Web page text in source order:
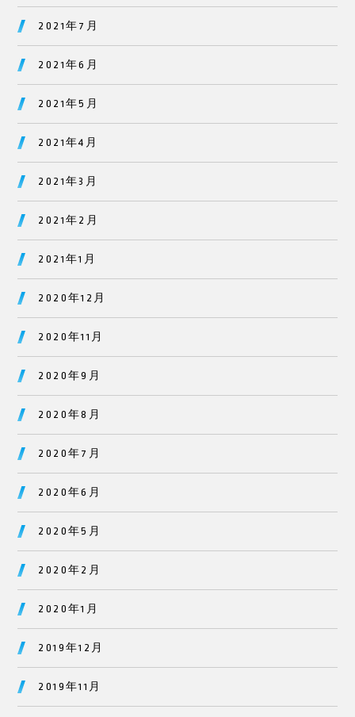
2021年7月
2021年6月
2021年5月
2021年4月
2021年3月
2021年2月
2021年1月
2020年12月
2020年11月
2020年9月
2020年8月
2020年7月
2020年6月
2020年5月
2020年2月
2020年1月
2019年12月
2019年11月